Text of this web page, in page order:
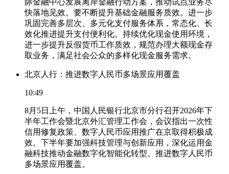
快落地见效。要不断提升基础金融服务质效。进一步
巩固完善多层次、多元化支付服务体系，常态化、长
效化推进提升支付便利化。持续优化现金使用环境，
进一步提升反假货币工作质效，规范办理大额现金存
取业务，满足社会公众的多样化现金服务需求。
北京人行：推进数字人民币多场景应用覆盖
10:49
8月5日上午，中国人民银行北京市分行召开2026年下
半年工作会暨北京外汇管理工作会，会议指出一次性
信用修复政策、数字人民币应用推广在京取得积极成
效。下半年要加强科技管理与创新应用，深化运用金
融科技推动金融数字化智能化转型。推进数字人民币
多场景应用覆盖。